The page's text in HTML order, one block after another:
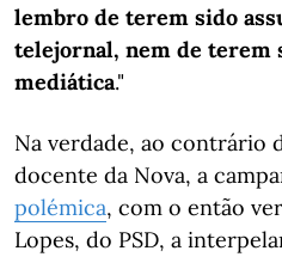
lembro de terem sido
telejornal, nem de terem
mediática."
Na verdade, ao contrário
docente da Nova, a
polémica, com o então
Lopes, do PSD, a